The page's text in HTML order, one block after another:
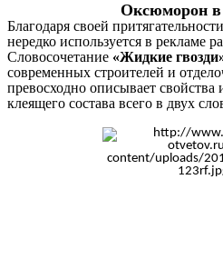
Оксюморон в
Благодаря своей
нередко используется в рекламе
Словосочетание «Жидкие
современных строителей и
превосходно описывает свойства
клеящего состава всего в двух